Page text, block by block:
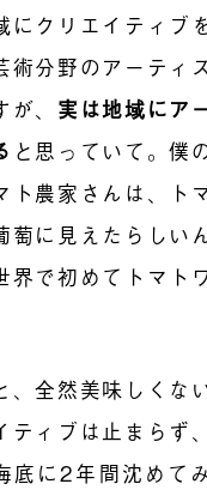
にクリエイティブ
術分野のアーティ
、 実は地域にア
と思っていて。僕
ト農家さんは、ト
萄に見えたらしい
界で初めてトマト
、全然美味しくな
ティブは止まらず
底に2年間沈めて